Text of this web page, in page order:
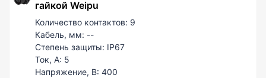
гайкой Weipu
Количество контактов: 9
Кабель, мм: --
Степень защиты: IP67
Ток, А: 5
Напряжение, В:400